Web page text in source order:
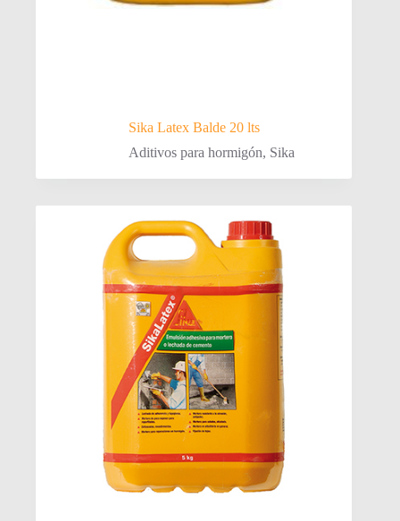
Sika Latex Balde 20 lts
Aditivos para hormigón, Sika